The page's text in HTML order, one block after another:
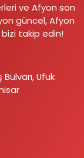
ve Afyon son
güncel, Afyon
takip edin!
Ufuk